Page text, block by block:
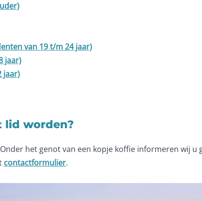
van 19 t/m 24 jaar)
jaar)
jaar)
lid worden?
het genot van een kopje koffie informeren wij
contactformulier.